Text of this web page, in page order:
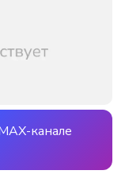
канале